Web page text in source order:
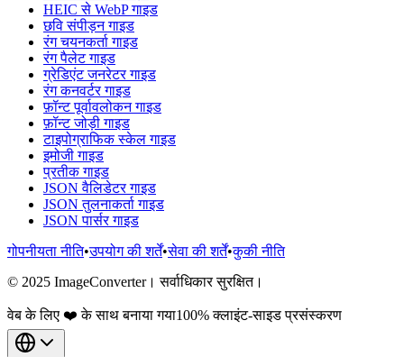
HEIC से WebP गाइड
छवि संपीड़न गाइड
रंग चयनकर्ता गाइड
रंग पैलेट गाइड
ग्रेडिएंट जनरेटर गाइड
रंग कनवर्टर गाइड
फ़ॉन्ट पूर्वावलोकन गाइड
फ़ॉन्ट जोड़ी गाइड
टाइपोग्राफिक स्केल गाइड
इमोजी गाइड
प्रतीक गाइड
JSON वैलिडेटर गाइड
JSON तुलनाकर्ता गाइड
JSON पार्सर गाइड
गोपनीयता नीति•उपयोग की शर्तें•सेवा की शर्तें•कुकी नीति
© 2025 ImageConverter। सर्वाधिकार सुरक्षित।
वेब के लिए ❤️ के साथ बनाया गया100% क्लाइंट-साइड प्रसंस्करण